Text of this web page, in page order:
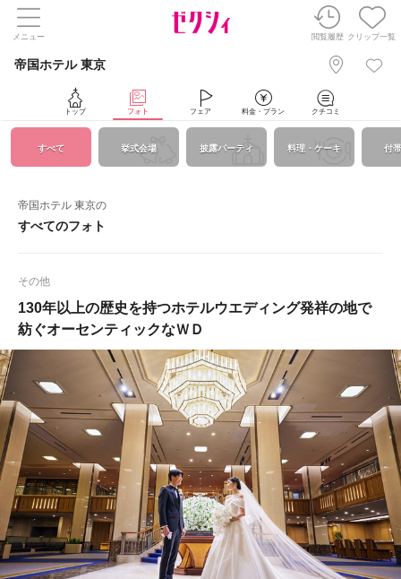
メニュー 閲覧履歴 クリップ一覧
帝国ホテル 東京
トップ フォト フェア 料金・プラン クチコミ
すべて 挙式会場 披露パーティ 料理・ケーキ 付
帝国ホテル 東京の
すべてのフォト
130年以上の歴史を持つホテルウエディング発祥の地で
紡ぐオーセンティックなＷＤ
その他